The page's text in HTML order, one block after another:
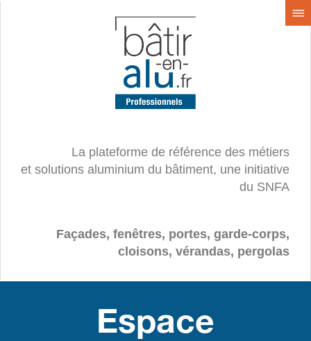
La plateforme de référence des métiers
et solutions aluminium du bâtiment, une initiative
du SNFA
Façades, fenêtres, portes, garde-corps,
cloisons, vérandas, pergolas
Espace